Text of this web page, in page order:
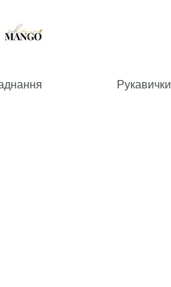
Рукавички